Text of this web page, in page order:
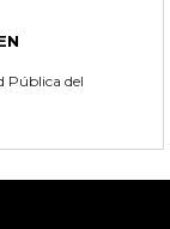
Pública del